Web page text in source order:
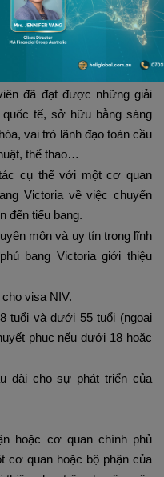
thuật và thể thao quốc tế.
quan tại Victoria sẽ hỗ trợ
theo dõi tiến trình.
đã đạt được những giải
tế, sở hữu bằng sáng
vai trò lãnh đạo toàn cầu
thể thao…
cụ thể với một cơ quan
Victoria về việc chuyển
đến tiểu bang.
môn và uy tín trong lĩnh
bang Victoria giới thiệu
visa NIV.
tuổi và dưới 55 tuổi (ngoại
phục nếu dưới 18 hoặc
dài cho sự phát triển của
hoặc cơ quan chính phủ
cơ quan hoặc bộ phận của